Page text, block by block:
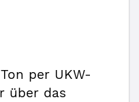
per UKW-
über das